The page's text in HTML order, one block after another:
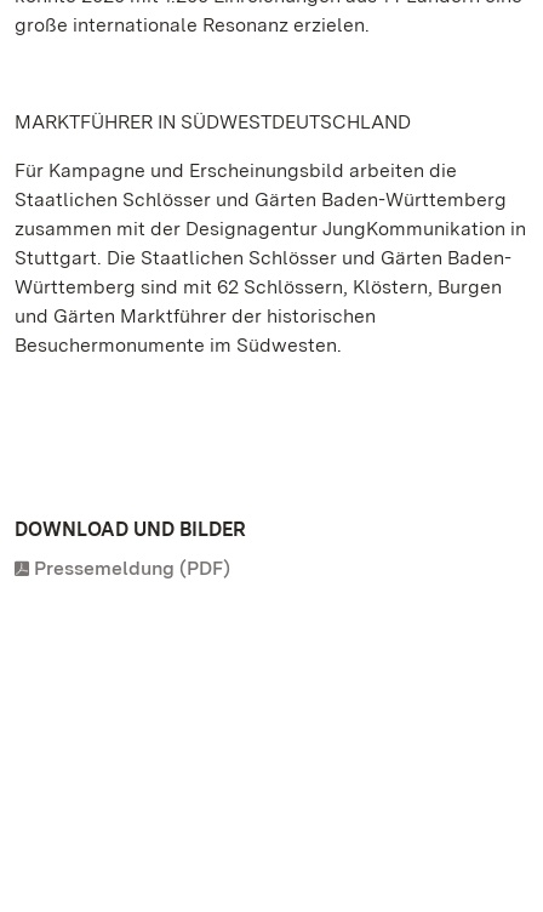
große internationale Resonanz erzielen.
MARKTFÜHRER IN SÜDWESTDEUTSCHLAND
Für Kampagne und Erscheinungsbild arbeiten die
Staatlichen Schlösser und Gärten Baden-Württemberg
zusammen mit der Designagentur JungKommunikation in
Stuttgart. Die Staatlichen Schlösser und Gärten Baden-
Württemberg sind mit 62 Schlössern, Klöstern, Burgen
und Gärten Marktführer der historischen
Besuchermonumente im Südwesten.
DOWNLOAD UND BILDER
Pressemeldung (PDF)